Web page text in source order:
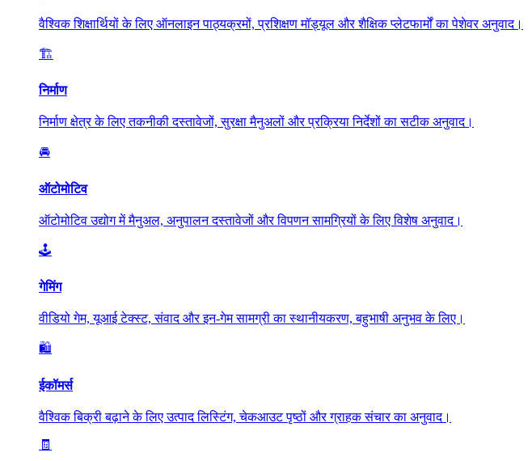
वैश्विक शिक्षार्थियों के लिए ऑनलाइन पाठ्यक्रमों, प्रशिक्षण मॉड्यूल और शैक्षिक प्लेटफार्मों का पेशेवर अनुवाद।
🏗️
निर्माण
निर्माण क्षेत्र के लिए तकनीकी दस्तावेजों, सुरक्षा मैनुअलों और प्रक्रिया निर्देशों का सटीक अनुवाद।
🚘
ऑटोमोटिव
ऑटोमोटिव उद्योग में मैनुअल, अनुपालन दस्तावेजों और विपणन सामग्रियों के लिए विशेष अनुवाद।
🕹️
गेमिंग
वीडियो गेम, यूआई टेक्स्ट, संवाद और इन-गेम सामग्री का स्थानीयकरण, बहुभाषी अनुभव के लिए।
🛍️
ईकॉमर्स
वैश्विक बिक्री बढ़ाने के लिए उत्पाद लिस्टिंग, चेकआउट पृष्ठों और ग्राहक संचार का अनुवाद।
🧾